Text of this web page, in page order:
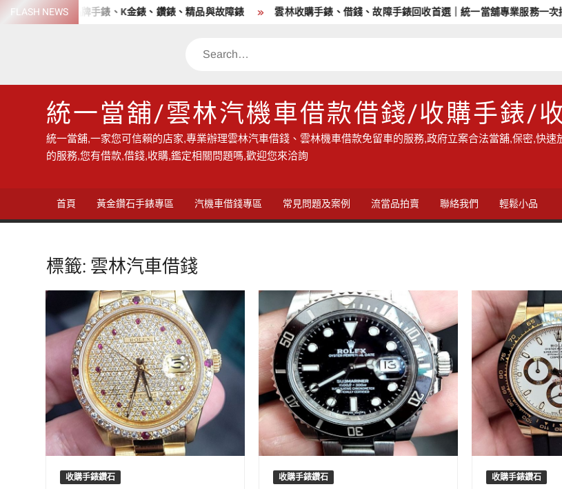
SkipFLASH NEWS
各品牌手錶、K金錶、鑽錶、精品與故障錶 雲林收購手錶、借錢、故障手錶回收首選｜統一當舖專業服務一次搞定！
Search
統一當舖/雲林汽機車借款借錢/收購手錶/
統一當舖,一家您可信賴的店家,專業辦理雲林汽車借錢、雲林機車借款免留車的服務,政府立案合法當舖,保密,快
的服務,您有借款,借錢,收購,鑑定相關問題嗎,歡迎您來洽詢
首頁 黃金鑽石手錶專區 汽機車借錢專區 常見問題及案例 流當品拍賣 聯絡我們 輕鬆小品
標籤: 雲林汽車借錢
收購手錶鑽石 收購手錶鑽石 收購手錶鑽石